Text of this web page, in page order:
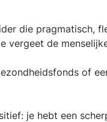
die pragmatisch,
vergeet de
of
je hebt een